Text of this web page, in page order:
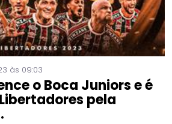
às 09:03
o Boca Juniors e é
pela